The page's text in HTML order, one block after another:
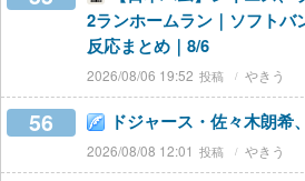
2ランホームラン｜ソフトバ
反応まとめ｜8/6
2026/08/06 19:52 やきう
56 ドジャース・佐々木朗希
2026/08/08 12:01 やきう